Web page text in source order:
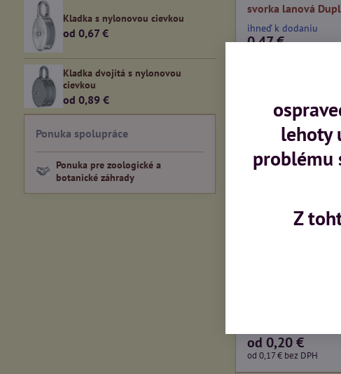
svorka lanová
ihneď k dodaniu
0,47 €
od 0,20 €
od 0,17 € bez DPH
Kladka s nylonovou cievkou
od 0,67 €
Kladka dvojitá s nylonovou
cievkou
od 0,89 €
Ponuka spolupráce
Ponuka pre zoologické a
botanické záhrady
lehoty
problému
Z